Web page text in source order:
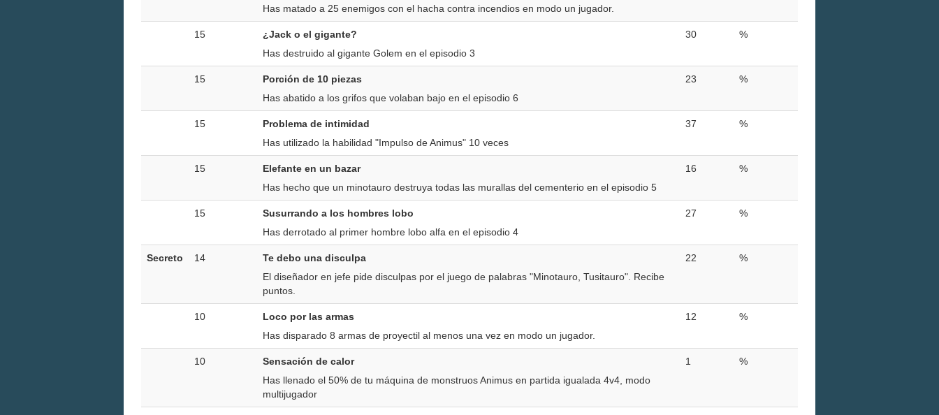
Has matado a 25 enemigos con el hacha contra incendios en modo un jugador.
15
¿Jack o el gigante?
Has destruido al gigante Golem en el episodio 3
30 %
15
Porción de 10 piezas
Has abatido a los grifos que volaban bajo en el episodio 6
23 %
15
Problema de intimidad
Has utilizado la habilidad "Impulso de Animus" 10 veces
37 %
15
Elefante en un bazar
Has hecho que un minotauro destruya todas las murallas del cementerio en el episodio 5
16 %
15
Susurrando a los hombres lobo
Has derrotado al primer hombre lobo alfa en el episodio 4
27 %
Secreto 14
Te debo una disculpa
El diseñador en jefe pide disculpas por el juego de palabras "Minotauro, Tusitauro". Recibe
puntos.
22 %
10
Loco por las armas
Has disparado 8 armas de proyectil al menos una vez en modo un jugador.
12 %
10
Sensación de calor
Has llenado el 50% de tu máquina de monstruos Animus en partida igualada 4v4, modo
multijugador
1 %